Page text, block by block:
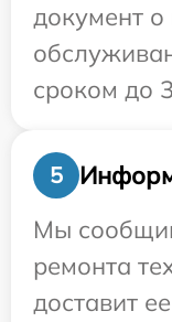
документ
сроком до
5
Мы
ремонта
доставит